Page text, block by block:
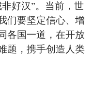
好汉”。当前，世
们要坚定信心、增
各国一道，在开放
题，携手创造人类